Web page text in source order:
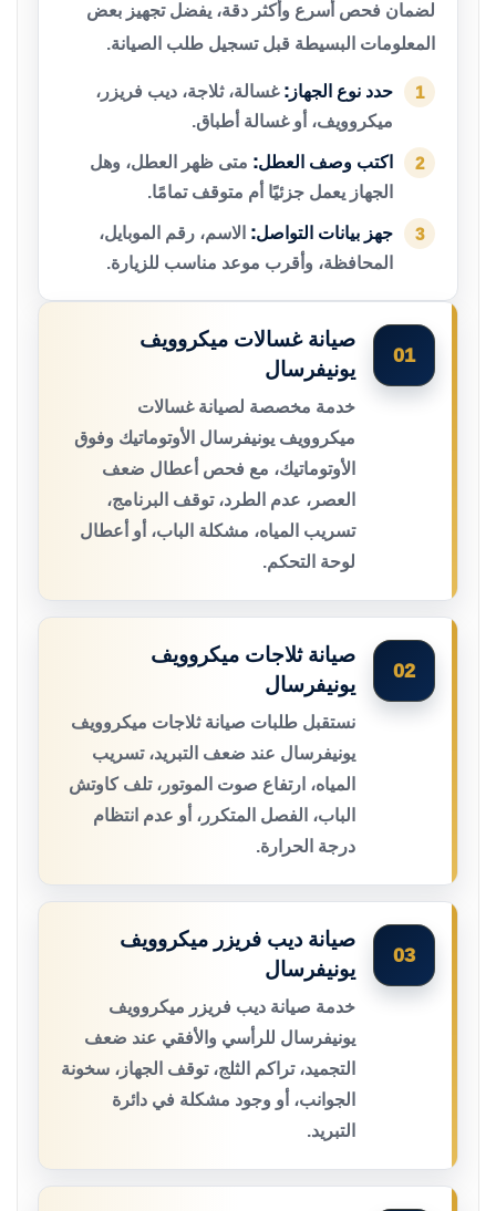
لضمان فحص أسرع وأكثر دقة، يفضل تجهيز بعض
المعلومات البسيطة قبل تسجيل طلب الصيانة.
1 حدد نوع الجهاز: غسالة، ثلاجة، ديب فريزر،
ميكروويف، أو غسالة أطباق.
2 اكتب وصف العطل: متى ظهر العطل، وهل
الجهاز يعمل جزئيًا أم متوقف تمامًا.
3 جهز بيانات التواصل: الاسم، رقم الموبايل،
المحافظة، وأقرب موعد مناسب للزيارة.
01
صيانة غسالات ميكروويف
يونيفرسال
خدمة مخصصة لصيانة غسالات
ميكروويف يونيفرسال الأوتوماتيك وفوق
الأوتوماتيك، مع فحص أعطال ضعف
العصر، عدم الطرد، توقف البرنامج،
تسريب المياه، مشكلة الباب، أو أعطال
لوحة التحكم.
02
صيانة ثلاجات ميكروويف
يونيفرسال
نستقبل طلبات صيانة ثلاجات ميكروويف
يونيفرسال عند ضعف التبريد، تسريب
المياه، ارتفاع صوت الموتور، تلف كاوتش
الباب، الفصل المتكرر، أو عدم انتظام
درجة الحرارة.
03
صيانة ديب فريزر ميكروويف
يونيفرسال
خدمة صيانة ديب فريزر ميكروويف
يونيفرسال للرأسي والأفقي عند ضعف
التجميد، تراكم الثلج، توقف الجهاز، سخونة
الجوانب، أو وجود مشكلة في دائرة
التبريد.